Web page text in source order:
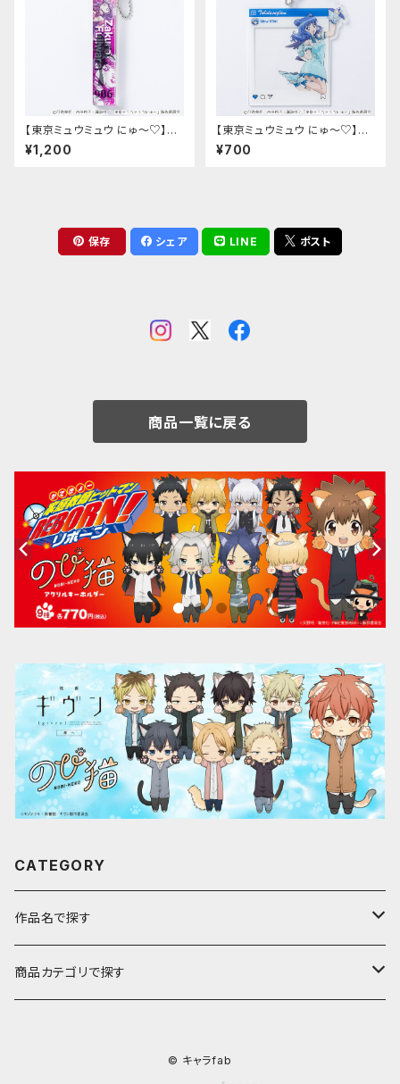
【東京ミュウミュウ にゅ〜♡】ホ
テルキー型アクリルキーホルダ
ー（ザクロ）
¥1,200
【東京ミュウミュウ にゅ〜♡】SN
S風アクリルフォトカード（ミン
ト）
¥700
保存 シェア LINE ポスト
商品一覧に戻る
CATEGORY
作品名で探す
ア行
商品カテゴリで探す
© キャラfab